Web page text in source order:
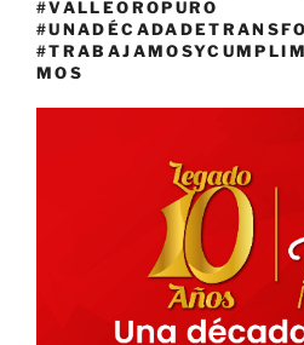
#VALLEOROPURO
MOS